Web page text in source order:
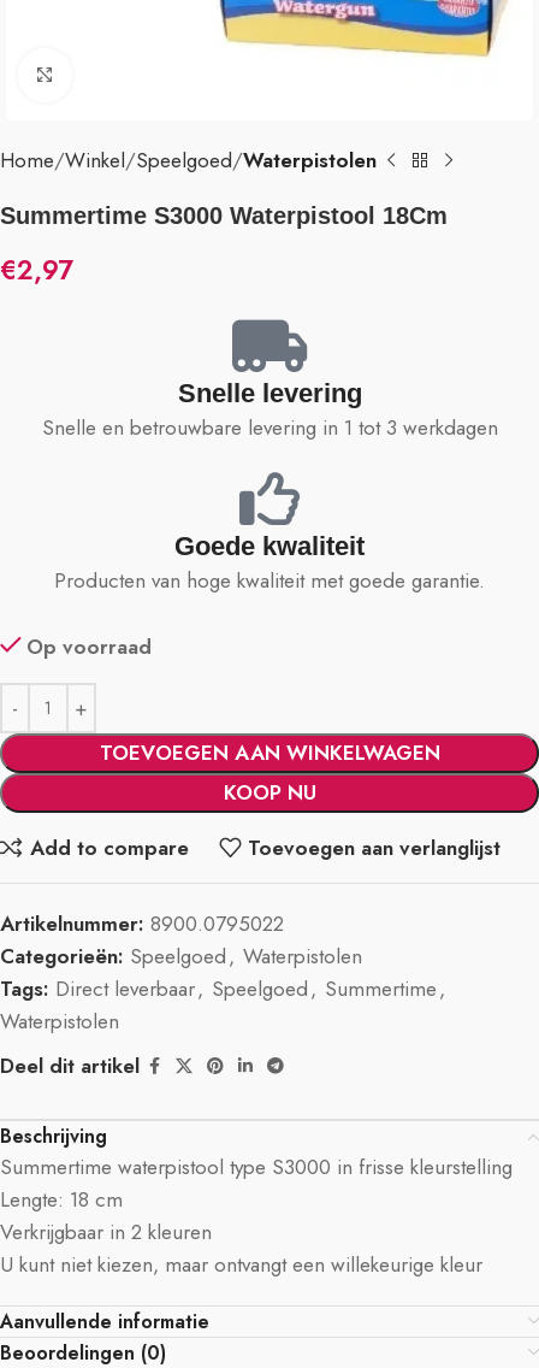
Home Winkel Speelgoed Waterpistolen
Summertime S3000 Waterpistool 18Cm
€2,97
Snelle levering
Snelle en betrouwbare levering in 1 tot 3 werkdagen
Goede kwaliteit
Producten van hoge kwaliteit met goede garantie.
Op voorraad
TOEVOEGEN AAN WINKELWAGEN
KOOP NU
Add to compare
Toevoegen aan verlanglijst
Artikelnummer: 8900.0795022
Categorieën: Speelgoed, Waterpistolen
Tags: Direct leverbaar, Speelgoed, Summertime,
Waterpistolen
Deel dit artikel
Beschrijving
Summertime waterpistool type S3000 in frisse kleurstelling
Lengte: 18 cm
Verkrijgbaar in 2 kleuren
U kunt niet kiezen, maar ontvangt een willekeurige kleur
Aanvullende informatie
Beoordelingen (0)